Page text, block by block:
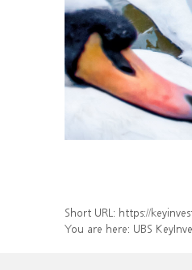
Short URL: https://
You are here: UBS